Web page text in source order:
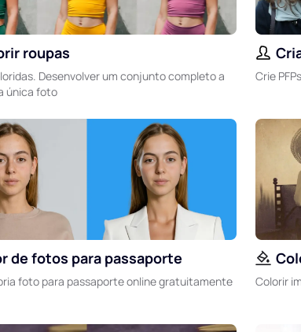
roupas
Desenvolver um conjunto completo a
única foto
Crie
de fotos para passaporte
foto para passaporte online gratuitamente Colorir